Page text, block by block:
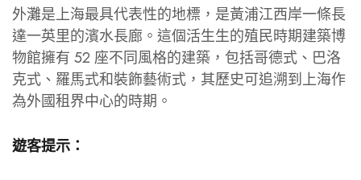
外灘是上海最具代表性的地標，是黃浦江西岸一條長
達一英里的濱水長廊。這個活生生的殖民時期建築博
物館擁有 52 座不同風格的建築，包括哥德式、巴洛
克式、羅馬式和裝飾藝術式，其歷史可追溯到上海作
為外國租界中心的時期。
遊客提示：